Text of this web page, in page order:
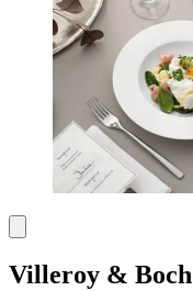
Villeroy & Boch